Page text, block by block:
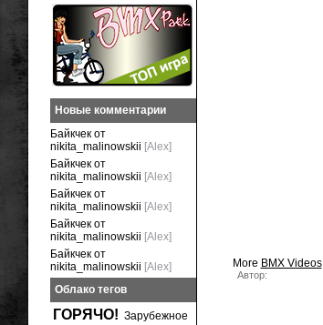
More BMX Videos
Автор:
Новые комментарии
Байкчек от
nikita_malinowskii [Alex]
Байкчек от
nikita_malinowskii [Alex]
Байкчек от
nikita_malinowskii [Alex]
Байкчек от
nikita_malinowskii [Alex]
Байкчек от
nikita_malinowskii [Alex]
Облако тегов
ГОРЯЧО! Зарубежное